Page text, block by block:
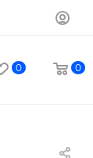
0 0